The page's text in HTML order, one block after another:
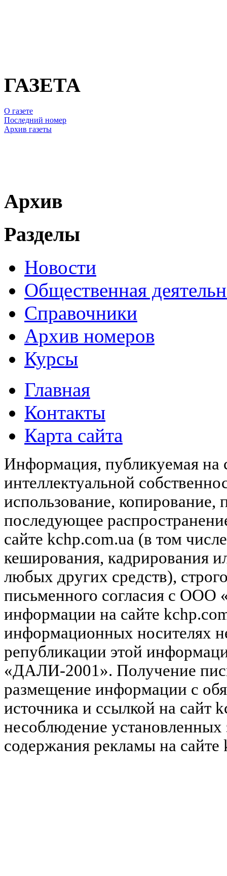
ГАЗЕТА
О газете
Последний номер
Архив газеты
Архив
Разделы
Новости
Общественная
Справочники
Архив номеров
Курсы
Главная
Контакты
Карта сайта
Информация, публикуемая на
интеллектуальной
использование, копирование,
последующее
сайте kchp.com.ua (в том
кеширования, кадрирования
любых других средств),
письменного согласия с
информации на сайте
информационных носителях
републикации этой
«ДАЛИ-2001». Получение
размещение информации с
источника и ссылкой на сайт
несоблюдение установленных
содержания рекламы на сайте